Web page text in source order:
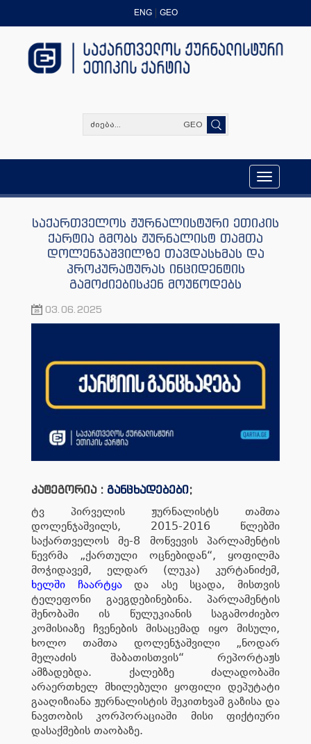
ENG GEO
GEO
Toggle
navigation
საქართველოს ჟურნალისტური ეთიკის
ქარტია გმობს ჟურნალისტ თამთა
დოლენჯაშვილზე თავდასხმას და
პროკურატურას ინციდენტის
გამოძიებისკენ მოუწოდებს
03.06.2025
კატეგორია : განცხადებები;
ტვ პირველის ჟურნალისტს თამთა
დოლენჯაშვილს, 2015-2016 წლებში
საქართველოს მე-8 მოწვევის პარლამენტის
წევრმა „ქართული ოცნებიდან“, ყოფილმა
მოჭიდავემ, ელდარ (ლუკა) კურტანიძემ,
ხელში ჩაარტყადა ასე სცადა, მისთვის
ტელეფონი გაეგდებინებინა. პარლამენტის
შენობაში ის წულუკიანის საგამოძიებო
კომისიაზე ჩვენების მისაცემად იყო მისული,
ხოლო თამთა დოლენჯაშვილი „ნოდარ
მელაძის შაბათისთვის“ რეპორტაჟს
ამზადებდა. ქალებზე ძალადობაში
არაერთხელ მხილებული ყოფილი დეპუტატი
გააღიზიანა ჟურნალისტის შეკითხვამ გაზისა და
ნავთობის კორპორაციაში მისი ფიქტიური
დასაქმების თაობაზე.